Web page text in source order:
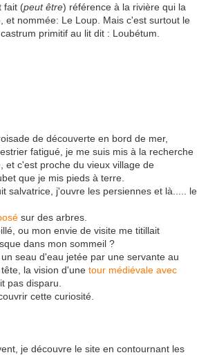
fait (peut être) référence à la rivière qui la
et nommée: Le Loup. Mais c'est surtout le
primitif au lit dit : Loubétum.
de découverte en bord de mer,
fatigué, je me suis mis à la recherche
et c'est proche du vieux village de
que je mis pieds à terre.
salvatrice, j'ouvre les persiennes et là..... le
sur des arbres.
ou mon envie de visite me titillait
dans mon sommeil ?
seau d'eau jetée par une servante au
la vision d'une tour médiévale avec
pas disparu.
cette curiosité.
je découvre le site en contournant les